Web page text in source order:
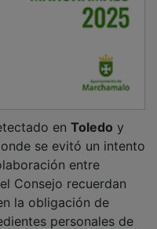
enToledoy
se evitó un intento
entre
Consejo recuerdan
la obligación de
personales de
laseguridad del